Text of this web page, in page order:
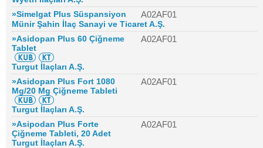
»Simelgat Plus Süspansiyon
A02AF01
Münir Şahin İlaç Sanayi ve Ticaret A.Ş.
»Asidopan Plus 60 Çiğneme
Tablet
A02AF01
Turgut İlaçları A.Ş.
»Asidopan Plus Fort 1080
Mg/20 Mg Çiğneme Tableti
A02AF01
Turgut İlaçları A.Ş.
»Asipodan Plus Forte
Çiğneme Tableti, 20 Adet
A02AF01
Turgut İlaçları A.Ş.